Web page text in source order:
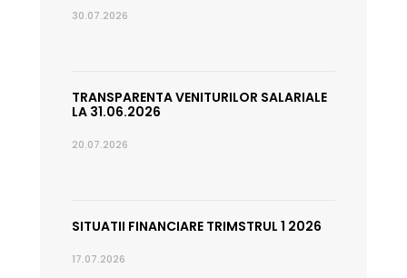
30.07.2026
TRANSPARENTA VENITURILOR SALARIALE
LA 31.06.2026
20.07.2026
SITUATII FINANCIARE TRIMSTRUL 1 2026
17.07.2026